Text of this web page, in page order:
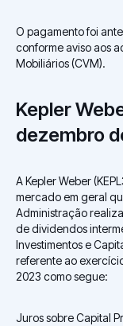
O pagamento foi
conforme aviso aos
Mobiliários (CVM).
Kepler
dezembro
A Kepler Weber
mercado em geral
Administração
de dividendos
Investimentos e
referente ao
2023 como segue:
Juros sobre Capital